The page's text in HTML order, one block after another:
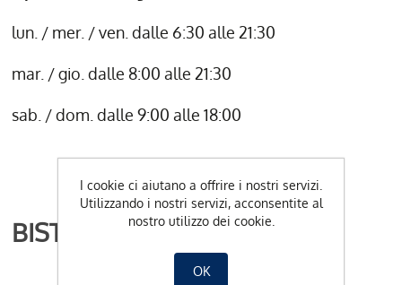
lun. / mer. / ven. dalle 6:30 alle 21:30
mar. / gio. dalle 8:00 alle 21:30
sab. / dom. dalle 9:00 alle 18:00
BISTRO
I cookie ci aiutano a offrire i nostri servizi.
Utilizzando i nostri servizi, acconsentite al
nostro utilizzo dei cookie.
OK